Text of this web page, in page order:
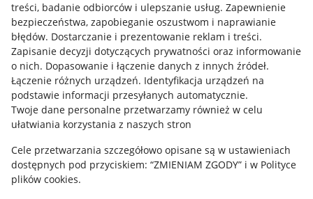
treści, badanie odbiorców i ulepszanie usług. Zapewnienie
bezpieczeństwa, zapobieganie oszustwom i naprawianie
błędów. Dostarczanie i prezentowanie reklam i treści.
Zapisanie decyzji dotyczących prywatności oraz informowanie
o nich. Dopasowanie i łączenie danych z innych źródeł.
Łączenie różnych urządzeń. Identyfikacja urządzeń na
podstawie informacji przesyłanych automatycznie.
Twoje dane personalne przetwarzamy również w celu
ułatwiania korzystania z naszych stron
Cele przetwarzania szczegółowo opisane są w ustawieniach
dostępnych pod przyciskiem: “ZMIENIAM ZGODY” i w Polityce
plików cookies.
Mapa miejscowości
Informacje prawne
Regulamin
Polityka plików "cookies"
Ustawienia plików "cookies"
Udostępnianie lokalizacji
Informacje dla Aktu o Usługach Cyfrowych